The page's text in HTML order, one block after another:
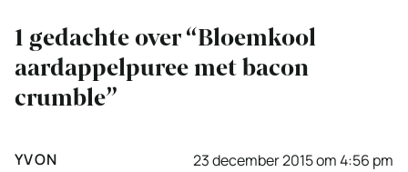
1 gedachte over “Bloemkool
aardappelpuree met bacon
crumble”
YVON
23 december 2015 om 4:56 pm